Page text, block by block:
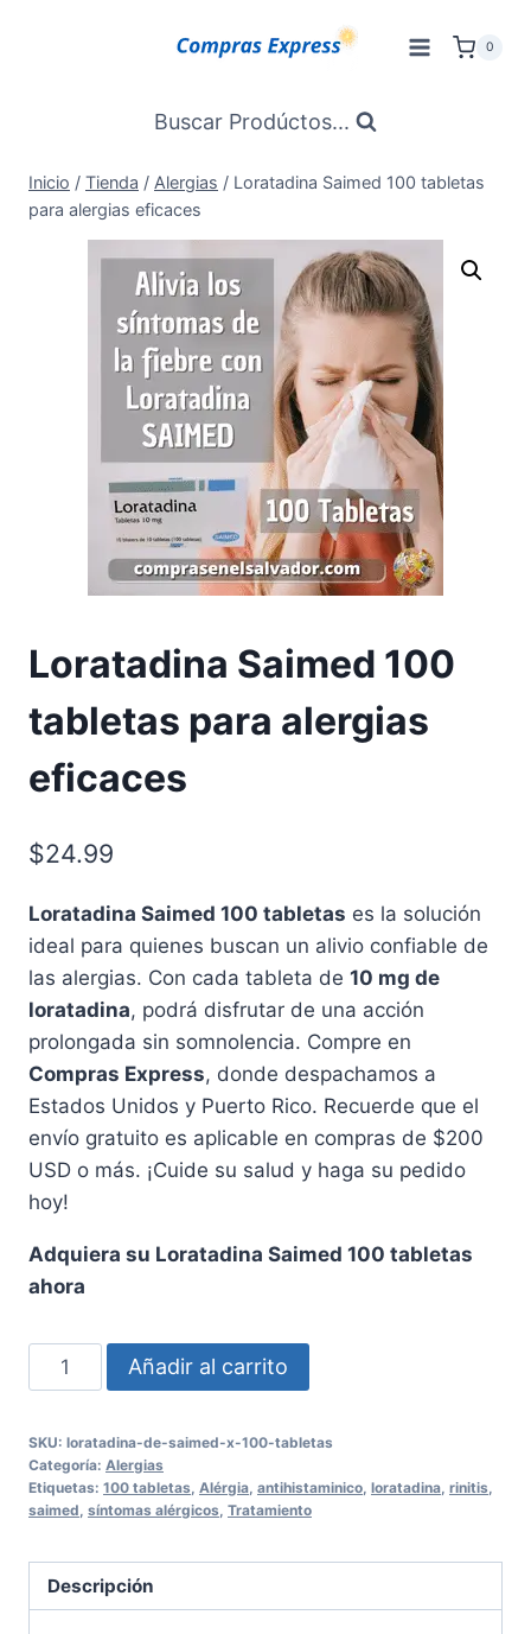
0
Buscar Prodúctos...
Inicio / Tienda / Alergias / Loratadina Saimed 100 tabletas
para alergias eficaces
Loratadina Saimed 100
tabletas para alergias
eficaces
$24.99
Loratadina Saimed 100 tabletas es la solución
ideal para quienes buscan un alivio confiable de
las alergias. Con cada tableta de 10 mg de
loratadina, podrá disfrutar de una acción
prolongada sin somnolencia. Compre en
Compras Express, donde despachamos a
Estados Unidos y Puerto Rico. Recuerde que el
envío gratuito es aplicable en compras de $200
USD o más. ¡Cuide su salud y haga su pedido
hoy!
Adquiera su Loratadina Saimed 100 tabletas
ahora
Loratadina
Saimed
tabletas
para
alergias
cantidad
Añadir al carrito
SKU: loratadina-de-saimed-x-100-tabletas
Categoría: Alergias
Etiquetas: 100 tabletas Alérgia antihistaminico loratadina rinitis
saimed síntomas alérgicos Tratamiento
Descripción